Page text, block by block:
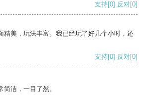
支持[0] 反对[0]
精美，玩法丰富。我已经玩了好几个小时，还
支持[0] 反对[0]
洁，一目了然。